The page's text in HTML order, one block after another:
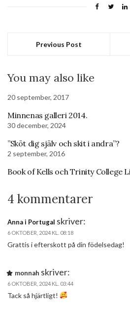
Previous Post
You may also like
20 september, 2017
Minnenas galleri 2014.
30 december, 2024
”Sköt dig själv och skit i andra”?
2 september, 2016
Book of Kells och Trinity College
4 kommentarer
Anna i Portugal skriver:
6 OKTOBER, 2024 KL. 08:18
Grattis i efterskott på din födelsedag!
monnah skriver:
6 OKTOBER, 2024 KL. 03:44
Tack så hjärtligt!